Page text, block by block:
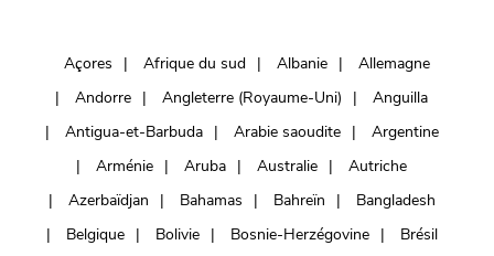
Açores Afrique du sud Albanie
Allemagne
Andorre
Angleterre (Royaume-Uni)
Anguilla
Antigua-et-Barbuda
Arabie saoudite
Argentine
Arménie
Aruba Australie
Autriche
Azerbaïdjan
Bahamas Bahreïn
Bangladesh
Belgique
Bolivie Bosnie-Herzégovine
Brésil